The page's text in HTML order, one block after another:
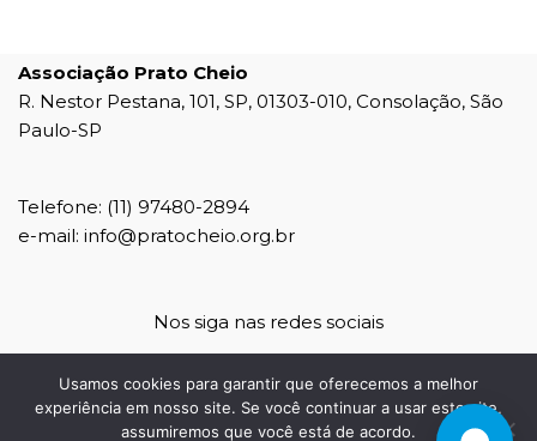
Associação Prato Cheio
R. Nestor Pestana, 101, SP, 01303-010, Consolação, São
Paulo-SP
Telefone: (11) 97480-2894
e-mail: info@pratocheio.org.br
Nos siga nas redes sociais
Usamos cookies para garantir que oferecemos a melhor
experiência em nosso site. Se você continuar a usar este site,
assumiremos que você está de acordo.